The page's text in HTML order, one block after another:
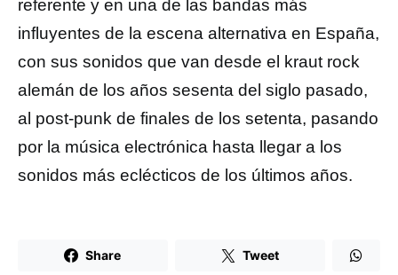
referente y en una de las bandas más
influyentes de la escena alternativa en España,
con sus sonidos que van desde el kraut rock
alemán de los años sesenta del siglo pasado,
al post-punk de finales de los setenta, pasando
por la música electrónica hasta llegar a los
sonidos más eclécticos de los últimos años.
Share Tweet